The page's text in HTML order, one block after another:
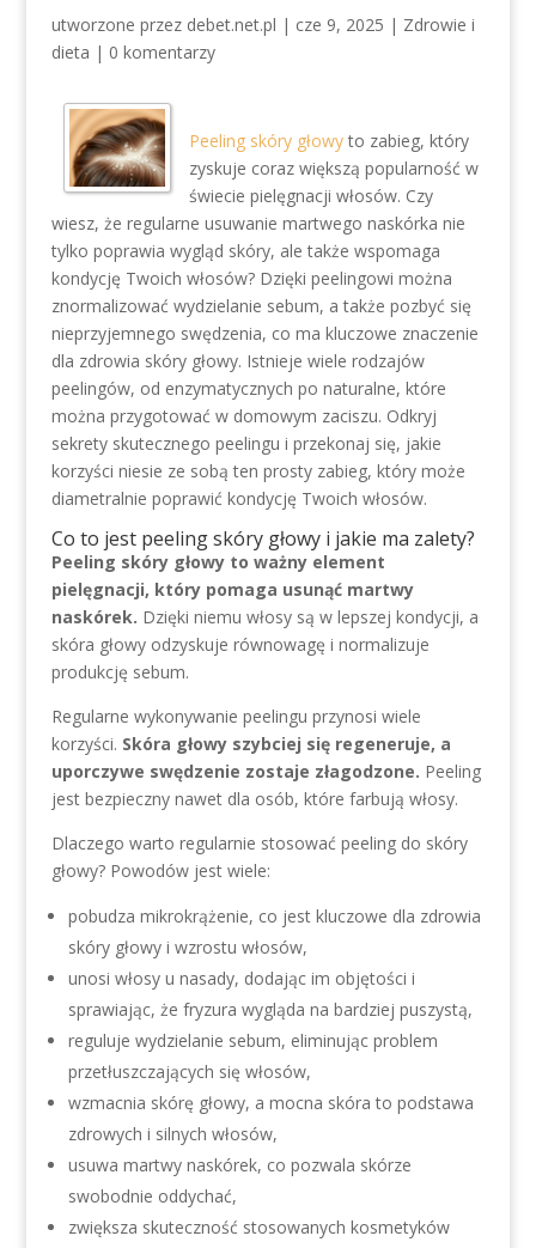
utworzone przez debet.net.pl | cze 9, 2025 | Zdrowie i
dieta | 0 komentarzy
Peeling skóry głowyto zabieg, który
zyskuje coraz większą popularność w
świecie pielęgnacji włosów. Czy
wiesz, że regularne usuwanie martwego naskórka nie
tylko poprawia wygląd skóry, ale także wspomaga
kondycję Twoich włosów? Dzięki peelingowi można
znormalizować wydzielanie sebum, a także pozbyć się
nieprzyjemnego swędzenia, co ma kluczowe znaczenie
dla zdrowia skóry głowy. Istnieje wiele rodzajów
peelingów, od enzymatycznych po naturalne, które
można przygotować w domowym zaciszu. Odkryj
sekrety skutecznego peelingu i przekonaj się, jakie
korzyści niesie ze sobą ten prosty zabieg, który może
diametralnie poprawić kondycję Twoich włosów.
Co to jest peeling skóry głowy i jakie ma zalety?
Peeling skóry głowy to ważny element
pielęgnacji, który pomaga usunąć martwy
naskórek. Dzięki niemu włosy są w lepszej kondycji, a
skóra głowy odzyskuje równowagę i normalizuje
produkcję sebum.
Regularne wykonywanie peelingu przynosi wiele
korzyści. Skóra głowy szybciej się regeneruje, a
uporczywe swędzenie zostaje złagodzone. Peeling
jest bezpieczny nawet dla osób, które farbują włosy.
Dlaczego warto regularnie stosować peeling do skóry
głowy? Powodów jest wiele:
pobudza mikrokrążenie, co jest kluczowe dla zdrowia
skóry głowy i wzrostu włosów,
unosi włosy u nasady, dodając im objętości i
sprawiając, że fryzura wygląda na bardziej puszystą,
reguluje wydzielanie sebum, eliminując problem
przetłuszczających się włosów,
wzmacnia skórę głowy, a mocna skóra to podstawa
zdrowych i silnych włosów,
usuwa martwy naskórek, co pozwala skórze
swobodnie oddychać,
zwiększa skuteczność stosowanych kosmetyków